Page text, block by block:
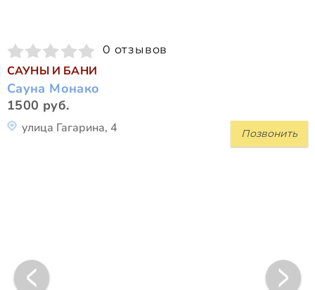
0 отзывов
САУНЫ И БАНИ
Сауна Монако
1500 руб.
Позвонить
улица Гагарина, 4